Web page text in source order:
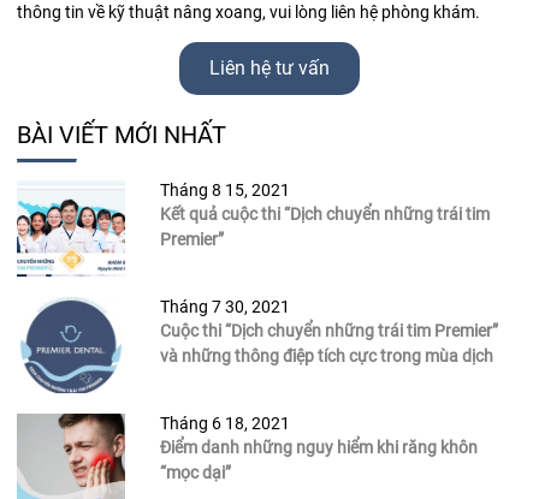
thông tin về kỹ thuật nâng xoang, vui lòng liên hệ phòng khám.
Liên hệ tư vấn
BÀI VIẾT MỚI NHẤT
Tháng 8 15, 2021
Kết quả cuộc thi “Dịch chuyển những trái tim
Premier”
Tháng 7 30, 2021
Cuộc thi “Dịch chuyển những trái tim Premier”
và những thông điệp tích cực trong mùa dịch
Tháng 6 18, 2021
Điểm danh những nguy hiểm khi răng khôn
“mọc dại”